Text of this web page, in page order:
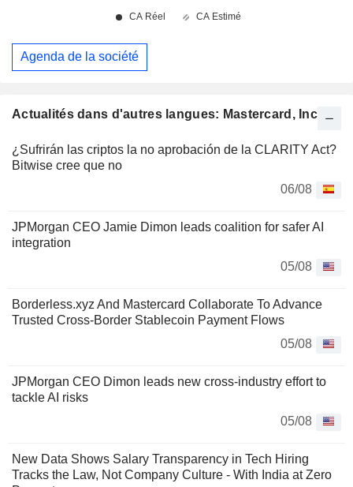
Actualités dans d'autres langues: Mastercard, Inc.
¿Sufrirán las criptos la no aprobación de la CLARITY Act?
Bitwise cree que no
06/08
JPMorgan CEO Jamie Dimon leads coalition for safer AI
integration
05/08
Borderless.xyz And Mastercard Collaborate To Advance
Trusted Cross-Border Stablecoin Payment Flows
05/08
JPMorgan CEO Dimon leads new cross-industry effort to
tackle AI risks
05/08
New Data Shows Salary Transparency in Tech Hiring
Tracks the Law, Not Company Culture - With India at Zero
Agenda de la société